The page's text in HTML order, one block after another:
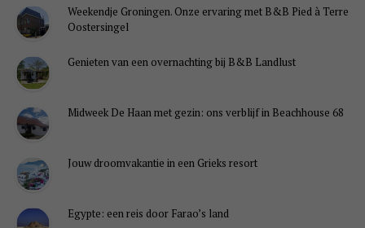
Weekendje Groningen. Onze ervaring met B&B Pied à Terre
Oostersingel
Genieten van een overnachting bij B&B Landlust
Midweek De Haan met gezin: ons verblijf in Beachhouse 68
Jouw droomvakantie in een Grieks resort
Egypte: een reis door Farao’s land